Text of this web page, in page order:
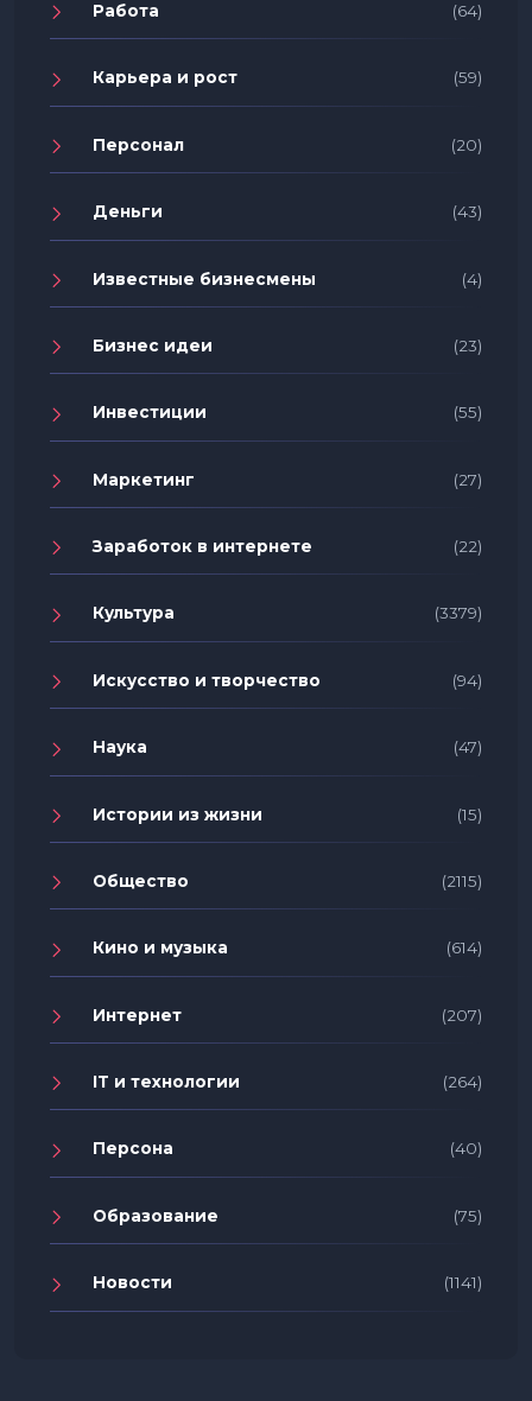
Работа (64)
Карьера и рост (59)
Персонал (20)
Деньги (43)
Известные бизнесмены (4)
Бизнес идеи (23)
Инвестиции (55)
Маркетинг (27)
Заработок в интернете (22)
Культура (3379)
Искусство и творчество (94)
Наука (47)
Истории из жизни (15)
Общество (2115)
Кино и музыка (614)
Интернет (207)
IT и технологии (264)
Персона (40)
Образование (75)
Новости (1141)